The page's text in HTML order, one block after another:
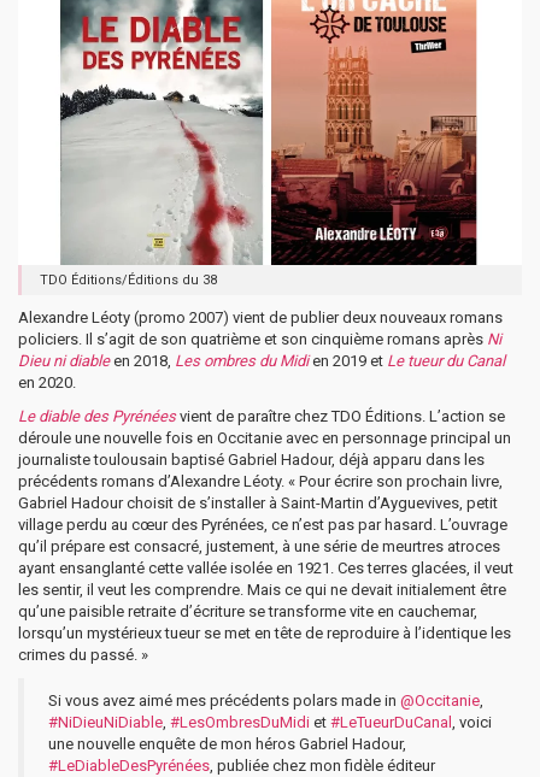
TDO Éditions/Éditions du 38
Alexandre Léoty (promo 2007) vient de publier deux nouveaux romans
policiers. Il s’agit de son quatrième et son cinquième romans après Ni
Dieu ni diableen 2018, Les ombres du Midien 2019 et Le tueur du Canal
en 2020.
Le diable des Pyrénéesvient de paraître chez TDO Éditions. L’action se
déroule une nouvelle fois en Occitanie avec en personnage principal un
journaliste toulousain baptisé Gabriel Hadour, déjà apparu dans les
précédents romans d’Alexandre Léoty. « Pour écrire son prochain livre,
Gabriel Hadour choisit de s’installer à Saint-Martin d’Ayguevives, petit
village perdu au cœur des Pyrénées, ce n’est pas par hasard. L’ouvrage
qu’il prépare est consacré, justement, à une série de meurtres atroces
ayant ensanglanté cette vallée isolée en 1921. Ces terres glacées, il veut
les sentir, il veut les comprendre. Mais ce qui ne devait initialement être
qu’une paisible retraite d’écriture se transforme vite en cauchemar,
lorsqu’un mystérieux tueur se met en tête de reproduire à l’identique les
crimes du passé. »
Si vous avez aimé mes précédents polars made in @Occitanie,
#NiDieuNiDiable, #LesOmbresDuMidi et #LeTueurDuCanal , voici
une nouvelle enquête de mon héros Gabriel Hadour,
#LeDiableDesPyrénées, publiée chez mon fidèle éditeur